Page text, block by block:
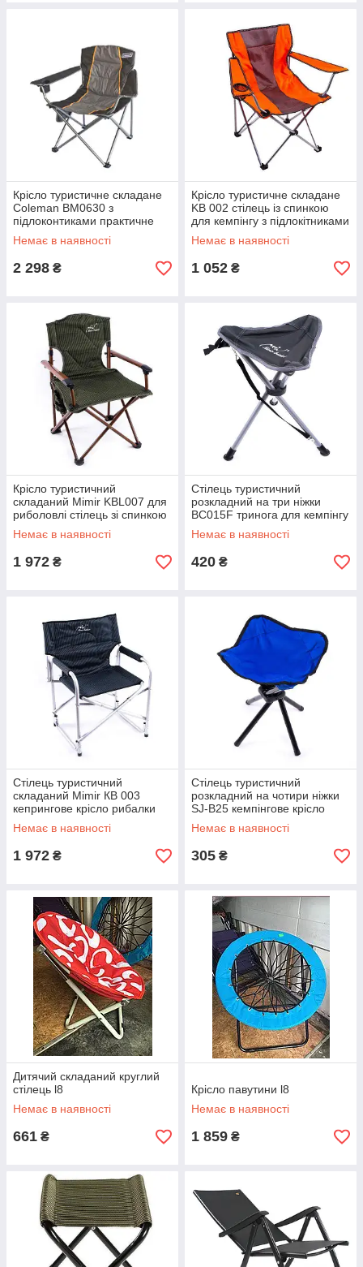
Крісло туристичне складане
Coleman BM0630 з
підлоконтиками практичне
кемпінгове крісло місце для
склянки
Немає в наявності
2 298 ₴
Крісло туристичне складане
KB 002 стілець із спинкою
для кемпінгу з підлокітниками
для рибалки
Немає в наявності
1 052 ₴
Крісло туристичний
складаний Mimir KBL007 для
риболовлі стілець зі спинкою
до 110 кг
Немає в наявності
1 972 ₴
Стілець туристичний
розкладний на три ніжки
ВС015F тринога для кемпінгу
риболовлі до 100 кг
Немає в наявності
420 ₴
Стілець туристичний
складаний Mimir КВ 003
кепрингове крісло рибалки
туристичне для активного
відпочинку
Немає в наявності
1 972 ₴
Стілець туристичний
розкладний на чотири ніжки
SJ-B25 кемпінгове крісло
30*30*37
Немає в наявності
305 ₴
Дитячий складаний круглий
стілець l8
Немає в наявності
661 ₴
Крісло павутини l8
Немає в наявності
1 859 ₴